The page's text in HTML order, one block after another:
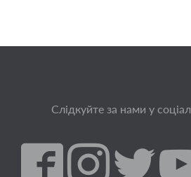
Слідкуйте за нами у